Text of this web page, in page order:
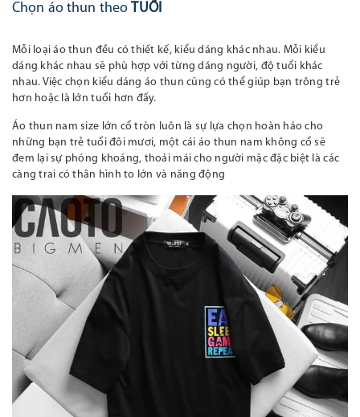
Chọn áo thun theo TUỔI
Mỗi loại áo thun đều có thiết kế, kiểu dáng khác nhau. Mỗi kiểu
dáng khác nhau sẽ phù hợp với từng dáng người, độ tuổi khác
nhau. Việc chọn kiểu dáng áo thun cũng có thể giúp bạn trông trẻ
hơn hoặc là lớn tuổi hơn đấy.
Áo thun nam size lớn cổ tròn luôn là sự lựa chọn hoàn hảo cho
những bạn trẻ tuổi đôi mươi, một cái áo thun nam không cổ sẽ
đem lại sự phóng khoáng, thoải mái cho người mặc đặc biệt là các
càng trai có thân hình to lớn và năng động